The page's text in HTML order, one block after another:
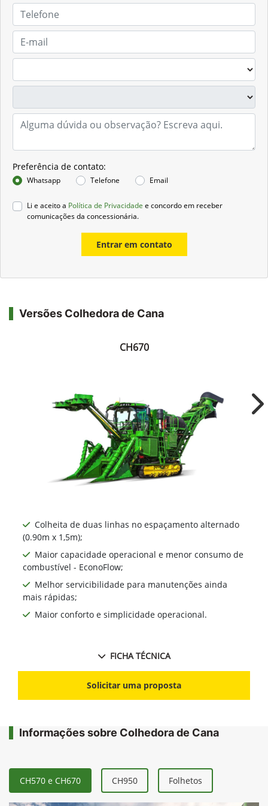
Preferência de contato:
Whatsapp Telefone Email
Li e aceito a Política de Privacidade e concordo em receber
comunicações da concessionária.
Entrar em contato
Versões Colhedora de Cana
CH670
Colheita de duas linhas no espaçamento alternado
(0.90m x 1,5m);
Maior capacidade operacional e menor consumo de
combustível - EconoFlow;
Melhor servicibilidade para manutenções ainda
mais rápidas;
Maior conforto e simplicidade operacional.
FICHA TÉCNICA
Solicitar uma proposta
Informações sobre Colhedora de Cana
CH570 e CH670 CH950 Folhetos